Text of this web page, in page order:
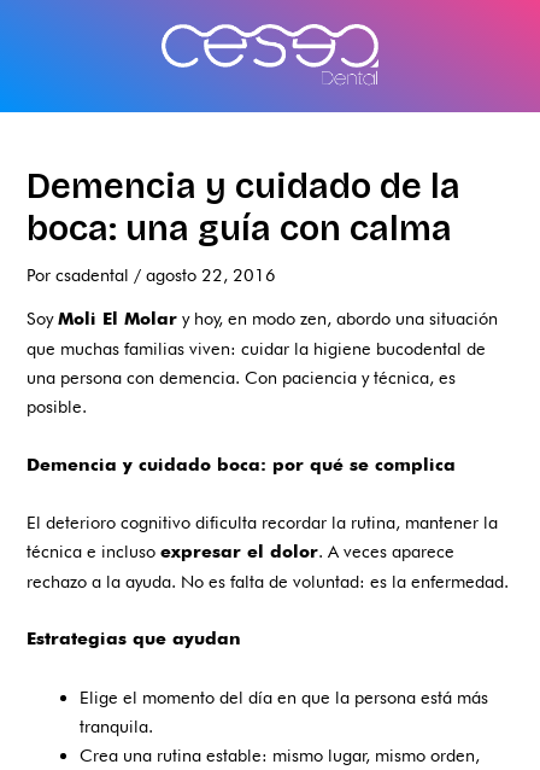
Demencia y cuidado de la
boca: una guía con calma
Porcsadental /agosto 22, 2016
SoyMoli El Molar y hoy, en modo zen, abordo una situación
que muchas familias viven: cuidar la higiene bucodental de
una persona con demencia. Con paciencia y técnica, es
posible.
Demencia y cuidado boca: por qué se complica
El deterioro cognitivo dificulta recordar la rutina, mantener la
técnica e inclusoexpresar el dolor. A veces aparece
rechazo a la ayuda. No es falta de voluntad: es la enfermedad.
Estrategias que ayudan
Elige el momento del día en que la persona está más
tranquila.
Crea una rutina estable: mismo lugar, mismo orden,